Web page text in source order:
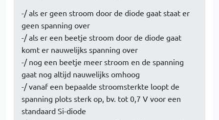
-/ als er geen stroom door de diode gaat staat er
geen spanning over
-/ als er een beetje stroom door de diode gaat
komt er nauwelijks spanning over
-/ nog een beetje meer stroom en de spanning
gaat nog altijd nauwelijks omhoog
-/ vanaf een bepaalde stroomsterkte loopt de
spanning plots sterk op, bv. tot 0,7 V voor een
standaard Si-diode